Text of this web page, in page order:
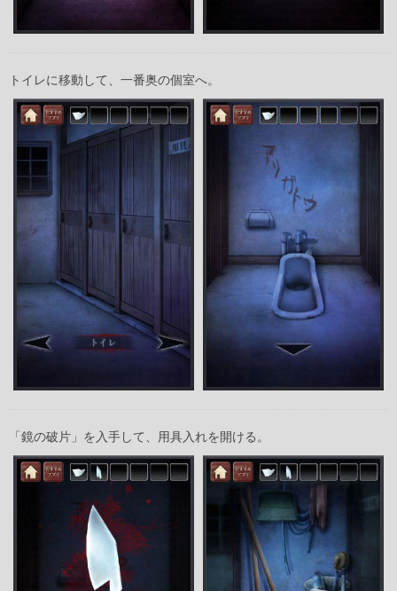
トイレに移動して、一番奥の個室へ。
「鏡の破片」を入手して、用具入れを開ける。